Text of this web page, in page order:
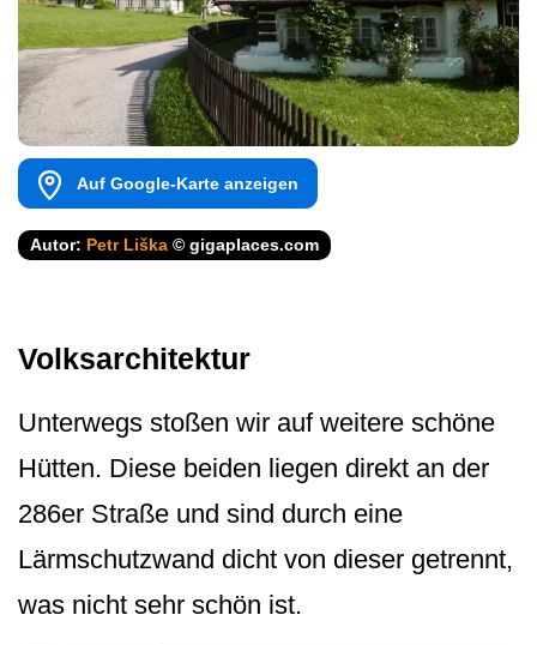
Auf Google-Karte anzeigen
Autor: Petr Liška © gigaplaces.com
Volksarchitektur
Unterwegs stoßen wir auf weitere schöne
Hütten. Diese beiden liegen direkt an der
286er Straße und sind durch eine
Lärmschutzwand dicht von dieser getrennt,
was nicht sehr schön ist.